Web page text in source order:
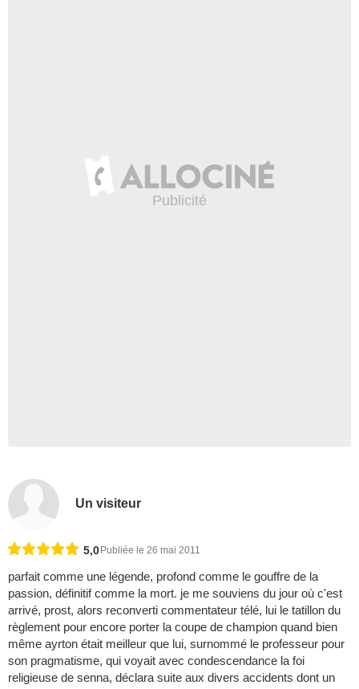
Un visiteur
5,0 Publiée le 26 mai 2011
parfait comme une légende, profond comme le gouffre de la
passion, définitif comme la mort. je me souviens du jour où c'est
arrivé, prost, alors reconverti commentateur télé, lui le tatillon du
règlement pour encore porter la coupe de champion quand bien
même ayrton était meilleur que lui, surnommé le professeur pour
son pragmatisme, qui voyait avec condescendance la foi
religieuse de senna, déclara suite aux divers accidents dont un